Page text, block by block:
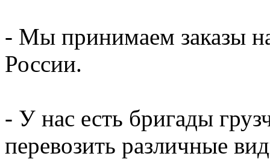
- Мы принимаем заказы
России.
- У нас есть бригады
перевозить различные